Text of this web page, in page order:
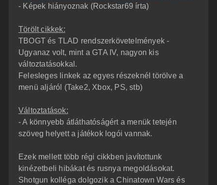
- Képek hiányoznak (Rockstar69 írta)
Törölt cikkek:
TBOGT és TLAD rendszerkövetelmények -
Ugyanaz volt, mint a GTA IV, nagyon kis
változtatásokkal.
Felesleges linkek az egyes részeknél törölve a
menü aljáról (Take2, Xbox, PS, stb)
Változtatások:
- A könnyebb átláthatóságért a menük tetején
szöveg helyett a játékok logói vannak.
Ezek mellett több régi cikkben javítottunk
kinézetbeli hibákat és rusnya megoldásokat.
Shotgun kolléga dolgozik a Chinatown Wars és